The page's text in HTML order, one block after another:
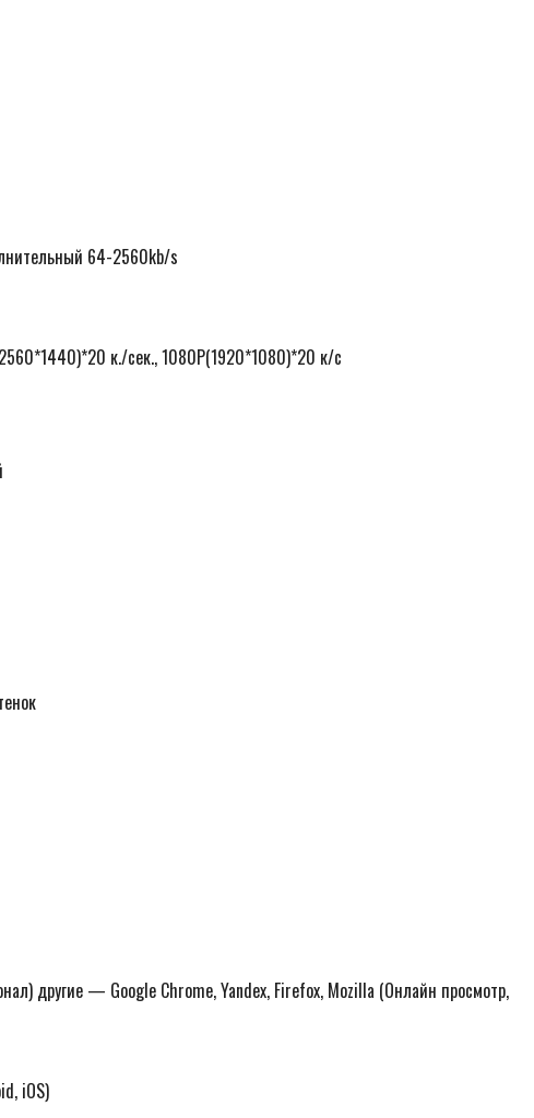
64-2560kb/s
к./сек., 1080P(1920*1080)*20 к/с
другие — Google Chrome, Yandex, Firefox, Mozilla (Онлайн просмотр,
iOS)